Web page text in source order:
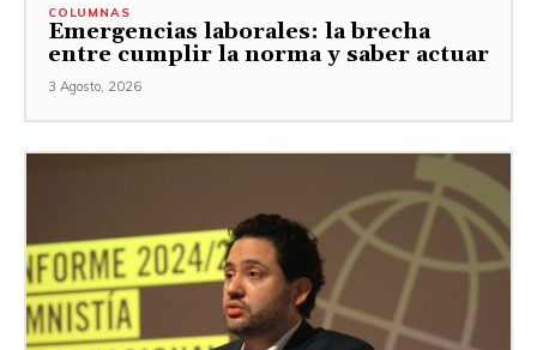
COLUMNAS
Emergencias laborales: la brecha
entre cumplir la norma y saber actuar
3 Agosto, 2026